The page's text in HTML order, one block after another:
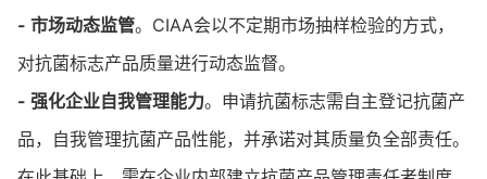
- 市场动态监管。CIAA会以不定期市场抽样检验的方式，
对抗菌标志产品质量进行动态监督。
- 强化企业自我管理能力。申请抗菌标志需自主登记抗菌产
品，自我管理抗菌产品性能，并承诺对其质量负全部责任。